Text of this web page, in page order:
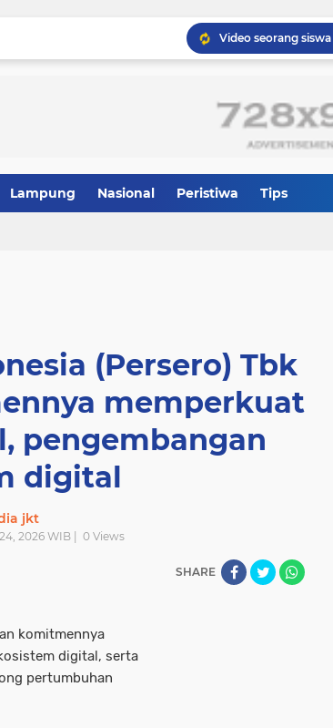
Lampung Nasional Peristiwa Tips
(Persero) Tbk
memperkuat
pengembangan
digital
jkt
2026 WIB | 0Views
SHARE
komitmennya
digital, serta
pertumbuhan